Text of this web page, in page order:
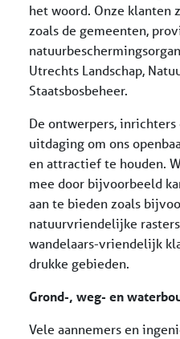
het woord. Onze klanten
zoals de gemeenten,
Utrechts Landschap,
Staatsbosbeheer.
De ontwerpers,
uitdaging om ons
en attractief te houden.
mee door bijvoorbeeld
aan te bieden zoals
natuurvriendelijke
wandelaars-vriendelijk
drukke gebieden.
Grond-, weg- en
Vele aannemers en